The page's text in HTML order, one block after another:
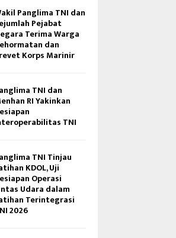
Panglima TNI dan
Pejabat
Terima Warga
dan
Korps Marinir
TNI dan
RI Yakinkan
TNI
TNI Tinjau
KDOL, Uji
Operasi
Udara dalam
Terintegrasi
2026